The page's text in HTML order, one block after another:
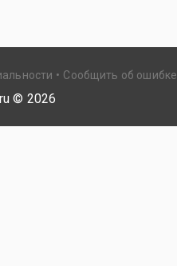
Сообщить об ошибке
© 2026